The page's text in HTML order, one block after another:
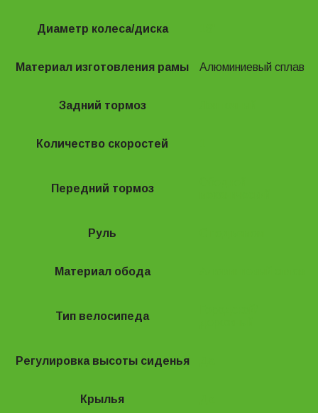
Диаметр колеса/диска
Материал изготовления рамы Алюминиевый сплав
Задний тормоз
Количество скоростей
Передний тормоз
Руль
Материал обода
Тип велосипеда
Регулировка высоты сиденья
Крылья